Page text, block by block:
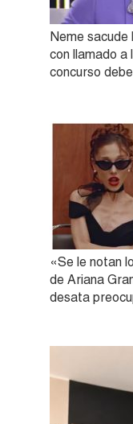
Neme sacude
con llamado
concurso
«Se le notan
de Ariana
desata